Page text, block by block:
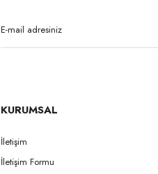
KURUMSAL
İletişim
İletişim Formu